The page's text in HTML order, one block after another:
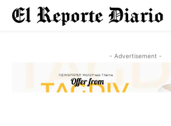
- Advertisement -